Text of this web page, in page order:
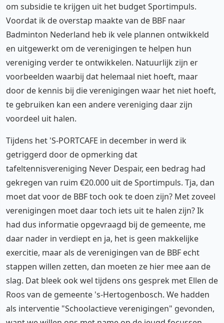
om subsidie te krijgen uit het budget Sportimpuls.
Voordat ik de overstap maakte van de BBF naar
Badminton Nederland heb ik vele plannen ontwikkeld
en uitgewerkt om de verenigingen te helpen hun
vereniging verder te ontwikkelen. Natuurlijk zijn er
voorbeelden waarbij dat helemaal niet hoeft, maar
door de kennis bij die verenigingen waar het niet hoeft,
te gebruiken kan een andere vereniging daar zijn
voordeel uit halen.
Tijdens het 'S-PORTCAFE in december in werd ik
getriggerd door de opmerking dat
tafeltennisvereniging Never Despair, een bedrag had
gekregen van ruim €20.000 uit de Sportimpuls. Tja, dan
moet dat voor de BBF toch ook te doen zijn? Met zoveel
verenigingen moet daar toch iets uit te halen zijn? Ik
had dus informatie opgevraagd bij de gemeente, me
daar nader in verdiept en ja, het is geen makkelijke
exercitie, maar als de verenigingen van de BBF echt
stappen willen zetten, dan moeten ze hier mee aan de
slag. Dat bleek ook wel tijdens ons gesprek met Ellen de
Roos van de gemeente 's-Hertogenbosch. We hadden
als interventie "Schoolactieve verenigingen" gevonden,